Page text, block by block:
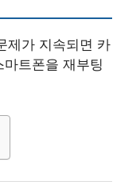
제가 지속되면 카
트폰을 재부팅